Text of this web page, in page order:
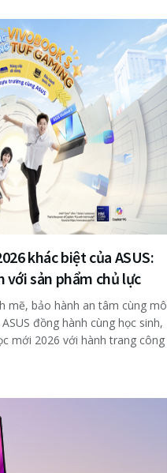
khác biệt của ASUS:
với sản phẩm chủ lực
mẽ, bảo hành an tâm cùng mô
đồng hành cùng học sinh,
mới 2026 với hành trang công